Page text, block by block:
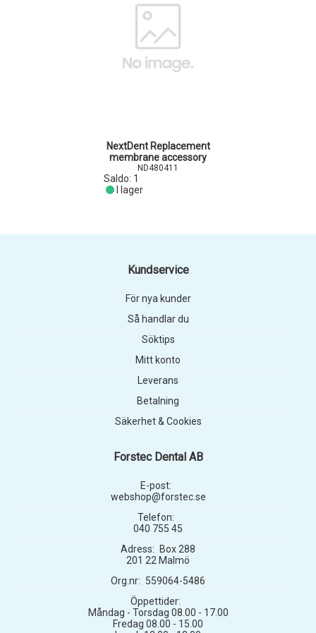
NextDent Replacement
membrane accessory
ND480411
Saldo: 1
I lager
Forstec Dental AB
E-post:
webshop@forstec.se
Telefon:
040 755 45
Adress:
Box 288
201 22 Malmö
Org.nr: 559064-5486
Öppettider:
Måndag - Torsdag 08.00 - 17.00
Fredag 08.00 - 15.00
Kundservice
För nya kunder
Så handlar du
Söktips
Mitt konto
Leverans
Betalning
Säkerhet & Cookies